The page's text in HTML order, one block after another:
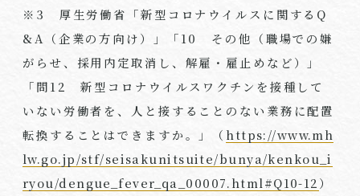
※3 厚生労働省「新型コロナウイルスに関するQ
&A（企業の方向け）」「10 その他（職場での嫌
がらせ、採用内定取消し、解雇・雇止めなど）」
「問12 新型コロナウイルスワクチンを接種して
いない労働者を、人と接することのない業務に配置
転換することはできますか。」（ https://www.mh
lw.go.jp/stf/seisakunitsuite/bunya/kenkou_i
ryou/dengue_fever_qa_00007.html#Q10-12）